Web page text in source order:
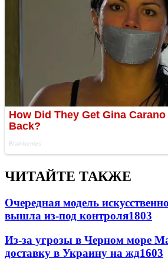
ЧИТАЙТЕ ТАКЖЕ
Очередная модель
вышла из-под контроля1803
Из-за угрозы в Черном море
доставку в Украину на жд1603